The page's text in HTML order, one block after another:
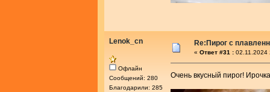
Lenok_cn
Офлайн
Сообщений: 280
Благодарили: 285
Re:Пирог с
« Ответ #31 : 02.11.2024
Очень вкусньій пирог!